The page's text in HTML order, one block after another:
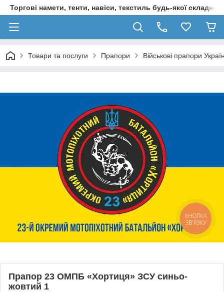
Торгові намети, тенти, навіси, текстиль будь-якої
Товари та послуги Прапори Військові прапори
Прапор 23 ОМПБ «Хортиця» ЗСУ синьо-
жовтий 1
КНОПКА
ЗВ'ЯЗКУ